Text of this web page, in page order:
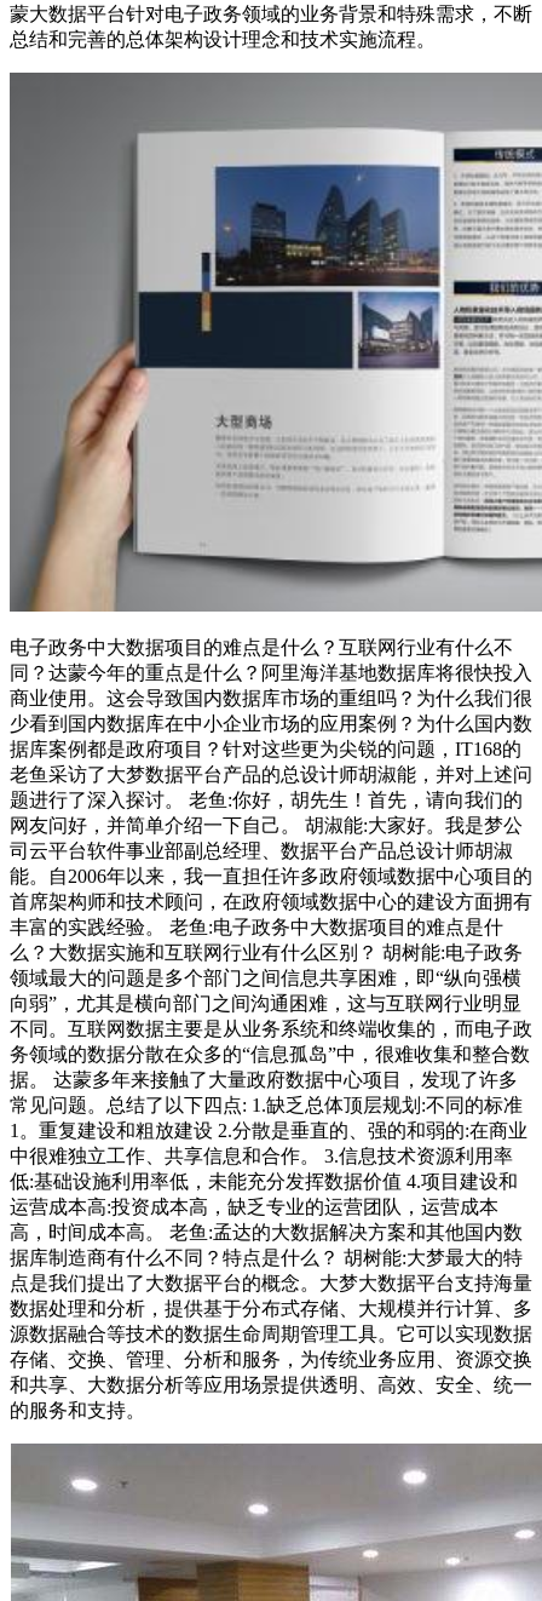
蒙大数据平台针对电子政务领域的业务背景和特殊需求，不断
总结和完善的总体架构设计理念和技术实施流程。
电子政务中大数据项目的难点是什么？互联网行业有什么不
同？达蒙今年的重点是什么？阿里海洋基地数据库将很快投入
商业使用。这会导致国内数据库市场的重组吗？为什么我们很
少看到国内数据库在中小企业市场的应用案例？为什么国内数
据库案例都是政府项目？针对这些更为尖锐的问题，IT168的
老鱼采访了大梦数据平台产品的总设计师胡淑能，并对上述问
题进行了深入探讨。 老鱼:你好，胡先生！首先，请向我们的
网友问好，并简单介绍一下自己。 胡淑能:大家好。我是梦公
司云平台软件事业部副总经理、数据平台产品总设计师胡淑
能。自2006年以来，我一直担任许多政府领域数据中心项目的
首席架构师和技术顾问，在政府领域数据中心的建设方面拥有
丰富的实践经验。 老鱼:电子政务中大数据项目的难点是什
么？大数据实施和互联网行业有什么区别？ 胡树能:电子政务
领域最大的问题是多个部门之间信息共享困难，即“纵向强横
向弱”，尤其是横向部门之间沟通困难，这与互联网行业明显
不同。互联网数据主要是从业务系统和终端收集的，而电子政
务领域的数据分散在众多的“信息孤岛”中，很难收集和整合数
据。 达蒙多年来接触了大量政府数据中心项目，发现了许多
常见问题。总结了以下四点: 1.缺乏总体顶层规划:不同的标准
1。重复建设和粗放建设 2.分散是垂直的、强的和弱的:在商业
中很难独立工作、共享信息和合作。 3.信息技术资源利用率
低:基础设施利用率低，未能充分发挥数据价值 4.项目建设和
运营成本高:投资成本高，缺乏专业的运营团队，运营成本
高，时间成本高。 老鱼:孟达的大数据解决方案和其他国内数
据库制造商有什么不同？特点是什么？ 胡树能:大梦最大的特
点是我们提出了大数据平台的概念。大梦大数据平台支持海量
数据处理和分析，提供基于分布式存储、大规模并行计算、多
源数据融合等技术的数据生命周期管理工具。它可以实现数据
存储、交换、管理、分析和服务，为传统业务应用、资源交换
和共享、大数据分析等应用场景提供透明、高效、安全、统一
的服务和支持。